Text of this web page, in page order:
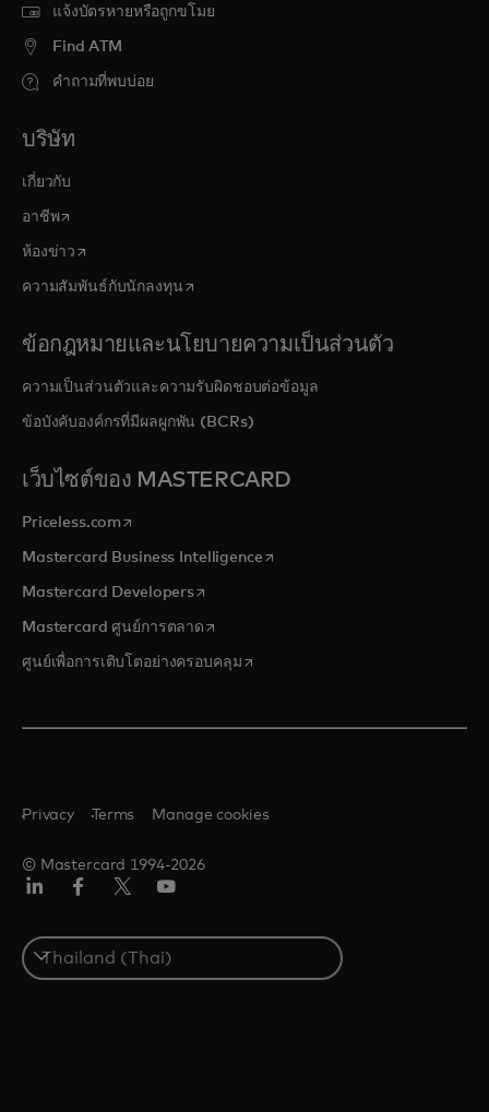
แจ้งบัตรหายหรือถูกขโมย
Find ATM
คำถามที่พบบ่อย
บริษัท
เกี่ยวกับ
อาชีพopens in a new tab
ห้องข่าว opens in a new tab
ความสัมพันธ์กับนักลงทุนopens in a new tab
ข้อกฎหมายและนโยบายความเป็นส่วนตัว
ความเป็นส่วนตัวและความรับผิดชอบต่อข้อมูล
ข้อบังคับองค์กรที่มีผลผูกพัน (BCRs)
เว็บไซต์ของ MASTERCARD
Priceless.com opens in a new tab
Mastercard Business Intelligenceopens in a new tab
Mastercard Developersopens in a new tab
Mastercard ศูนย์การตลาด opens in a new tab
ศูนย์เพื่อการเติบโตอย่างครอบคลุมopens in a new tab
© Mastercard 1994-2026
Privacy Terms Manage cookies
Select
a
country
เตอร์/
เอ็กซ์